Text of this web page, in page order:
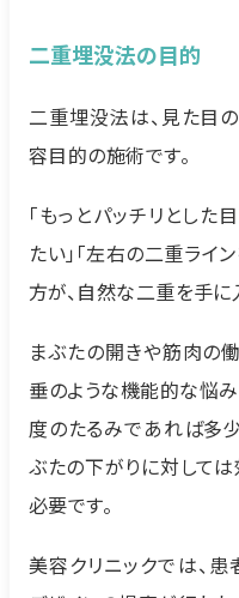
二重埋没法の目的
二重埋没法は、見た目
容目的の施術です。
「もっとパッチリとした
たい」「左右の二重ライ
方が、自然な二重を手に
まぶたの開きや筋肉の
垂のような機能的な悩
度のたるみであれば多
ぶたの下がりに対して
必要です。
美容クリニックでは、